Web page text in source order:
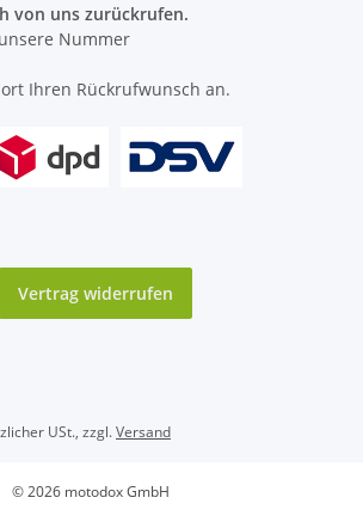
von uns zurückrufen.
Nummer
Ihren Rückrufwunsch an.
Vertrag widerrufen
USt., zzgl.Versand
© 2026 motodox GmbH